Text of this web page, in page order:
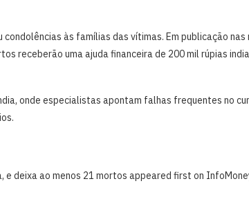
às famílias das vítimas. Em publicação nas
receberão uma ajuda financeira de 200 mil rúpias
onde especialistas apontam falhas frequentes no
deixa ao menos 21 mortos appeared first on